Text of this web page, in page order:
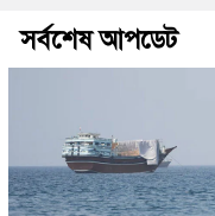
সর্বশেষ আপডেট